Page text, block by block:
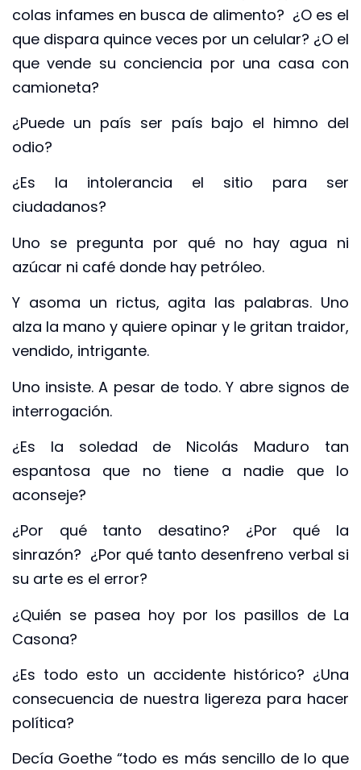
colas infames en busca de alimento? ¿O es el
que dispara quince veces por un celular? ¿O el
que vende su conciencia por una casa con
camioneta?
¿Puede un país ser país bajo el himno del
odio?
¿Es la intolerancia el sitio para ser
ciudadanos?
Uno se pregunta por qué no hay agua ni
azúcar ni café donde hay petróleo.
Y asoma un rictus, agita las palabras. Uno
alza la mano y quiere opinar y le gritan traidor,
vendido, intrigante.
Uno insiste. A pesar de todo. Y abre signos de
interrogación.
¿Es la soledad de Nicolás Maduro tan
espantosa que no tiene a nadie que lo
aconseje?
¿Por qué tanto desatino? ¿Por qué la
sinrazón? ¿Por qué tanto desenfreno verbal si
su arte es el error?
¿Quién se pasea hoy por los pasillos de La
Casona?
¿Es todo esto un accidente histórico? ¿Una
consecuencia de nuestra ligereza para hacer
política?
Decía Goethe “todo es más sencillo de lo que